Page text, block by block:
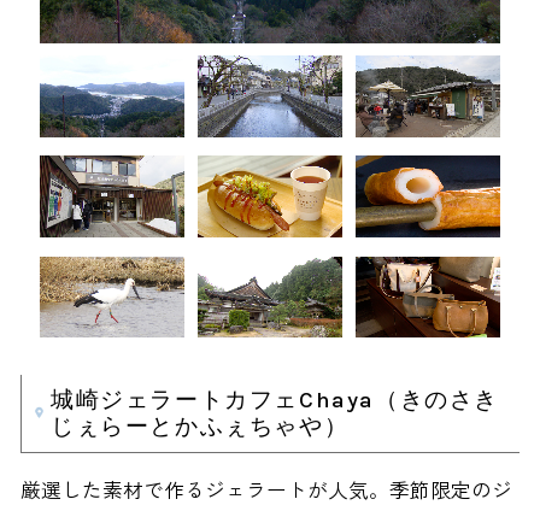
城崎ジェラートカフェChaya（きのさき
じぇらーとかふぇちゃや）
厳選した素材で作るジェラートが人気。季節限定のジ